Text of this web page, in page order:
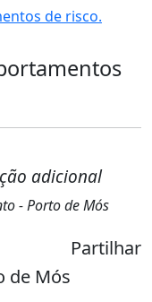
de risco.
adicional
- Porto de Mós
Partilhar
de Mós